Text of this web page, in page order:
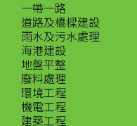
一帶一路
道路及橋樑建設
雨水及污水處理
海港建設
地盤平整
廢料處理
環境工程
機電工程
建築工程